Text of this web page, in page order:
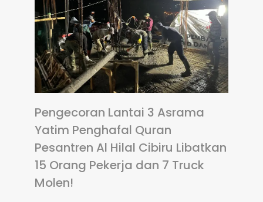
Pengecoran Lantai 3 Asrama
Yatim Penghafal Quran
Pesantren Al Hilal Cibiru Libatkan
15 Orang Pekerja dan 7 Truck
Molen!